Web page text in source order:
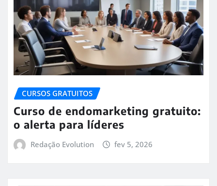
CURSOS GRATUITOS
Curso de endomarketing gratuito:
o alerta para líderes
Redação Evolution fev 5, 2026